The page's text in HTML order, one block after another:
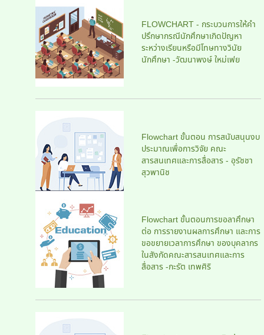
FLOWCHART - กระบวนการให้คำ
ปรึกษากรณีนักศึกษาเกิดปัญหา
ระหว่างเรียนหรือมีโทษทางวินัย
นักศึกษา -วัฒนาพงษ์ ใหม่เฟย
Flowchart ขั้นตอน การสนับสนุนงบ
ประมาณเพื่อการวิจัย คณะ
สารสนเทศและการสื่อสาร - อุรัชชา
สุวพานิช
Flowchart ขั้นตอนการขอลาศึกษา
ต่อ การรายงานผลการศึกษา และการ
ขอขยายเวลาการศึกษา ของบุคลากร
ในสังกัดคณะสารสนเทศและการ
สื่อสาร -กะรัต เทพศิริ